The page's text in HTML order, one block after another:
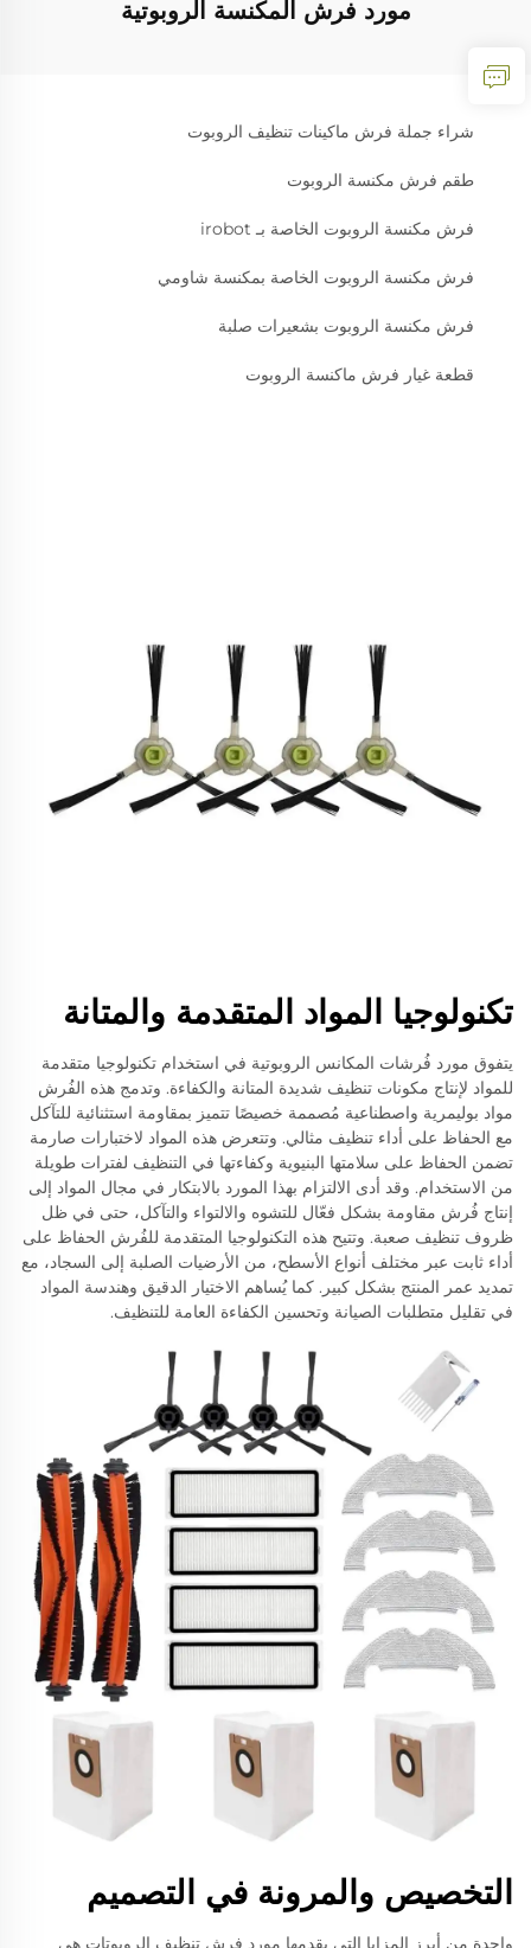
مورد فرش المكنسة الروبوتية
شراء جملة فرش ماكينات تنظيف الروبوت
طقم فرش مكنسة الروبوت
فرش مكنسة الروبوت الخاصة بـ irobot
فرش مكنسة الروبوت الخاصة بمكنسة شاومي
فرش مكنسة الروبوت بشعيرات صلبة
قطعة غيار فرش ماكنسة الروبوت
تكنولوجيا المواد المتقدمة والمتانة
يتفوق مورد فُرشات المكانس الروبوتية في استخدام تكنولوجيا متقدمة
للمواد لإنتاج مكونات تنظيف شديدة المتانة والكفاءة. وتدمج هذه الفُرش
مواد بوليمرية واصطناعية مُصممة خصيصًا تتميز بمقاومة استثنائية للتآكل
مع الحفاظ على أداء تنظيف مثالي. وتتعرض هذه المواد لاختبارات صارمة
تضمن الحفاظ على سلامتها البنيوية وكفاءتها في التنظيف لفترات طويلة
من الاستخدام. وقد أدى الالتزام بهذا المورد بالابتكار في مجال المواد إلى
إنتاج فُرش مقاومة بشكل فعّال للتشوه والالتواء والتآكل، حتى في ظل
ظروف تنظيف صعبة. وتتيح هذه التكنولوجيا المتقدمة للفُرش الحفاظ على
أداء ثابت عبر مختلف أنواع الأسطح، من الأرضيات الصلبة إلى السجاد، مع
تمديد عمر المنتج بشكل كبير. كما يُساهم الاختيار الدقيق وهندسة المواد
في تقليل متطلبات الصيانة وتحسين الكفاءة العامة للتنظيف.
التخصيص والمرونة في التصميم
واحدة من أبرز المزايا التي يقدمها مورد فرش تنظيف الروبوتات هي